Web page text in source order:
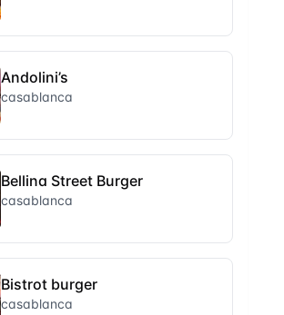
Andolini’s
casablanca
Bellina Street Burger
casablanca
Bistrot burger
casablanca